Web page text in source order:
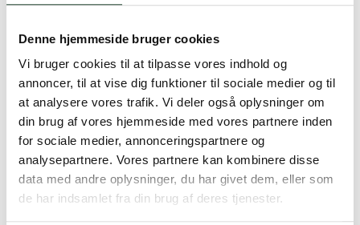
Denne hjemmeside bruger cookies
Vi bruger cookies til at tilpasse vores indhold og
annoncer, til at vise dig funktioner til sociale medier og til
at analysere vores trafik. Vi deler også oplysninger om
din brug af vores hjemmeside med vores partnere inden
for sociale medier, annonceringspartnere og
analysepartnere. Vores partnere kan kombinere disse
data med andre oplysninger, du har givet dem, eller som
de har indsamlet fra din brug af deres tjenester.
Faste lave priser*
*Gælder ikke ernæringsprodukter.
Stort udvalg af kendte
produkter
Vi tilbyder et stort udvalg af kendte
cremer, vitaminer og andre spændende
produkter – altid til fast lav pris.
Læs mere om Uglecare.dk her